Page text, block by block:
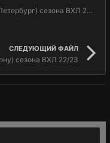
Комплект форм ХК Динамо (Санкт-Петербург) сезона ВХЛ 22/23
СЛЕДУЮЩИЙ ФАЙЛ
сезона ВХЛ 22/23